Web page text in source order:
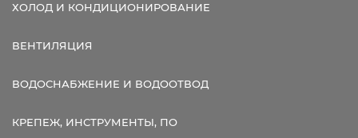
ХОЛОД И КОНДИЦИОНИРОВАНИЕ
ВЕНТИЛЯЦИЯ
ВОДОСНАБЖЕНИЕ И ВОДООТВОД
КРЕПЕЖ, ИНСТРУМЕНТЫ, ПО